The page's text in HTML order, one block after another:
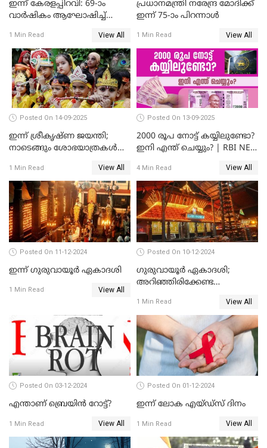
ഇന്ന് കേരളപ്പിറവി: 69-ാം
വാർഷികം ആഘോഷിച്ച്
1 Min Read View All
പ്രധാനമന്ത്രി നരേന്ദ്ര മോദിക്ക്
ഇന്ന് 75-ാം പിറന്നാള്‍
1 Min Read View All
Posted On 14-09-2025
ഇന്ന് ശ്രീകൃഷ്ണ ജയന്തി;
നാടെങ്ങും ശോഭയാത്രകൾ
1 Min Read View All
Posted On 13-09-2025
2000 രൂപ നോട്ട് കയ്യിലുണ്ടോ?
ഇനി എന്ത് ചെയ്യും? | RBI NEW
4 Min Read View All
Posted On 11-12-2024
ഇന്ന് ഗുരുവായൂർ ഏകാദശി
1 Min Read View All
Posted On 10-12-2024
ഗുരുവായൂർ ഏകാദശി;
അറിഞ്ഞിരിക്കേണ്ട
1 Min Read View All
Posted On 03-12-2024
എന്താണ് ബ്രെയിന്‍ റോട്ട്‌?
1 Min Read View All
Posted On 01-12-2024
ഇന്ന് ലോക എയ്ഡ്‌സ് ദിനം
1 Min Read View All